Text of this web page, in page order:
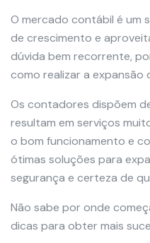
O mercado contábil é um
de crescimento e
dúvida bem recorrente,
como realizar a
Os contadores dispõem
resultam em serviços
o bom funcionamento e
ótimas soluções para
segurança e certeza de
Não sabe por onde
dicas para obter mais